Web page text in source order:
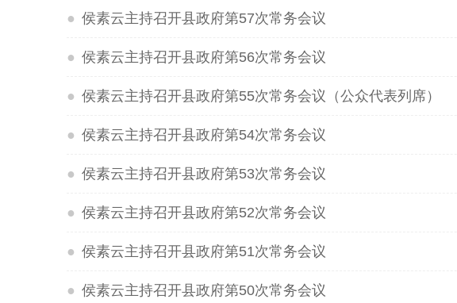
● 侯素云主持召开县政府第57次常务会议
● 侯素云主持召开县政府第56次常务会议
● 侯素云主持召开县政府第55次常务会议（公众代表列席）
● 侯素云主持召开县政府第54次常务会议
● 侯素云主持召开县政府第53次常务会议
● 侯素云主持召开县政府第52次常务会议
● 侯素云主持召开县政府第51次常务会议
● 侯素云主持召开县政府第50次常务会议